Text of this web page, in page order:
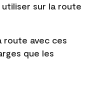
sur la route
route avec ces
que les